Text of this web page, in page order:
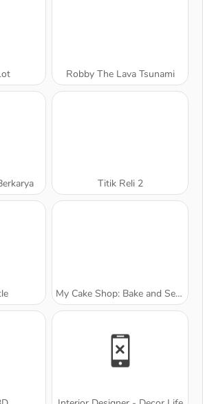
Robby The Lava Tsunami
Titik Reli 2
My Cake Shop: Bake and Serve